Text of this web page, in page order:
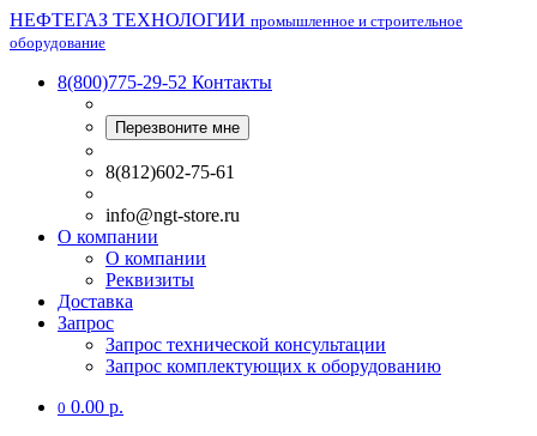
НЕФТЕГАЗ ТЕХНОЛОГИИ промышленное и строительное
оборудование
8(800)775-29-52 Контакты
Перезвоните мне
8(812)602-75-61
info@ngt-store.ru
О компании
О компании
Реквизиты
Доставка
Запрос
Запрос технической консультации
Запрос комплектующих к оборудованию
0 0.00 р.